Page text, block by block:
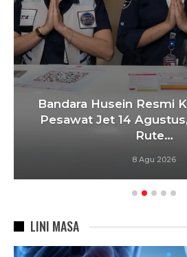
Bandara Husein Resmi
Pesawat Jet 14
Rute…
8 Agu 2026
LINI MASA